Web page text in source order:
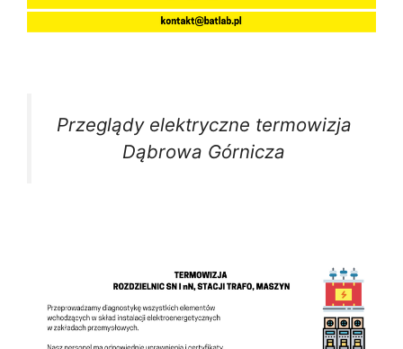
Przeglądy elektryczne termowizja
Dąbrowa Górnicza